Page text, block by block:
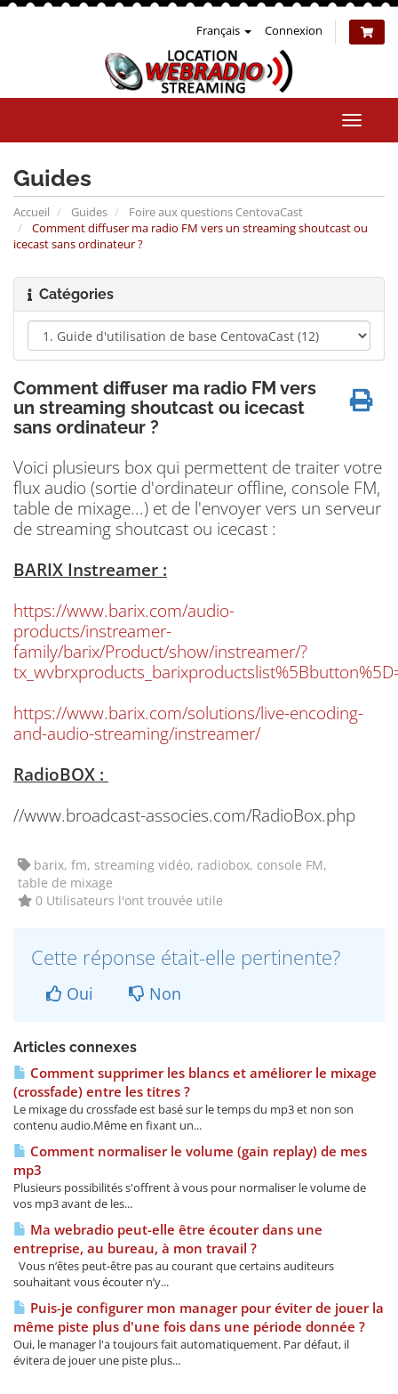
Français Connexion
la
Guides
Accueil Guides
Foire aux questions CentovaCast
Comment diffuser ma radio FM vers un streaming shoutcast ou
icecast sans ordinateur ?
Catégories
Comment diffuser ma radio FM vers
un streaming shoutcast ou icecast
sans ordinateur ?
Voici plusieurs box qui permettent de traiter votre
flux audio (sortie d'ordinateur offline, console FM,
table de mixage...) et de l'envoyer vers un serveur
de streaming shoutcast ou icecast :
BARIX Instreamer :
https://www.barix.com/audio-
products/instreamer-
family/barix/Product/show/instreamer/?
https://www.barix.com/solutions/live-encoding-
and-audio-streaming/instreamer/
RadioBOX :
//www.broadcast-associes.com/RadioBox.php
barix, fm, streaming vidéo, radiobox, console FM,
table de mixage
0 Utilisateurs l'ont trouvée utile
Cette réponse était-elle pertinente?
Oui Non
Articles connexes
Comment supprimer les blancs et améliorer le mixage
(crossfade) entre les titres ?
Le mixage du crossfade est basé sur le temps du mp3 et non son
contenu audio.Même en fixant un...
Comment normaliser le volume (gain replay) de mes
mp3
Plusieurs possibilités s'offrent à vous pour normaliser le volume de
vos mp3 avant de les...
Ma webradio peut-elle être écouter dans une
entreprise, au bureau, à mon travail ?
Vous n’êtes peut-être pas au courant que certains auditeurs
souhaitant vous écouter n’y...
Puis-je configurer mon manager pour éviter de jouer la
même piste plus d'une fois dans une période donnée ?
Oui, le manager l'a toujours fait automatiquement. Par défaut, il
évitera de jouer une piste plus...